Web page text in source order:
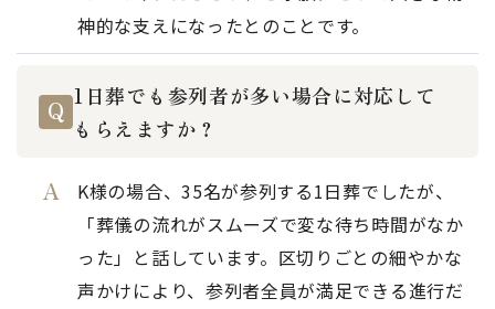
神的な支えになったとのことです。
1日葬でも参列者が多い場合に対応して
もらえますか？
K様の場合、35名が参列する1日葬でしたが、
「葬儀の流れがスムーズで変な待ち時間がなか
った」と話しています。区切りごとの細やかな
声かけにより、参列者全員が満足できる進行だ